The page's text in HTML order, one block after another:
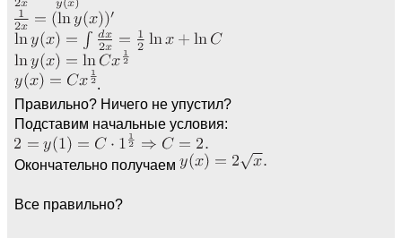
.
Правильно? Ничего не упустил?
Подставим начальные условия:
Окончательно получаем
Все правильно?